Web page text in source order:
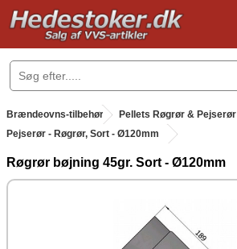
.
Brændeovns-tilbehør .
Pellets Røgrør & Pejserør
Pejserør - Røgrør, Sort - Ø120mm
Røgrør bøjning 45gr. Sort - Ø120mm